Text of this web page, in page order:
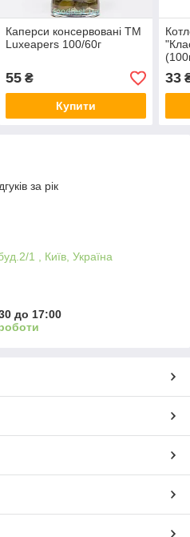
Каперси консервовані ТМ
Luxeapers 100/60г
55₴
Купити
33
за рік
1 , Київ, Україна
до 17:00